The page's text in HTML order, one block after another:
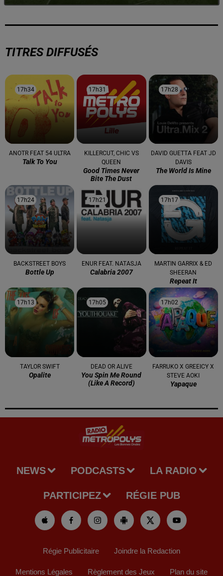
TITRES DIFFUSÉS
17h34
17h34
ANOTR FEAT 54 ULTRA
Talk To You
17h31
17h31
KILLERCUT, CHIC VS
QUEEN
Good Times Never
Bite The Dust
17h28
17h28
DAVID GUETTA FEAT JD
DAVIS
The World Is Mine
17h24
17h24
BACKSTREET BOYS
Bottle Up
17h21
17h21
ENUR FEAT. NATASJA
Calabria 2007
17h17
17h17
MARTIN GARRIX & ED
SHEERAN
Repeat It
17h13
17h13
TAYLOR SWIFT
Opalite
17h05
17h05
DEAD OR ALIVE
You Spin Me Round
(like A Record)
17h02
17h02
FARRUKO X GREEICY X
STEVE AOKI
Yapaque
NEWS PODCASTS LA RADIO
PARTICIPEZ RÉGIE PUB
Régie Publicitaire Joindre la Redaction
Mentions Légales Règlement des Jeux Plan du site